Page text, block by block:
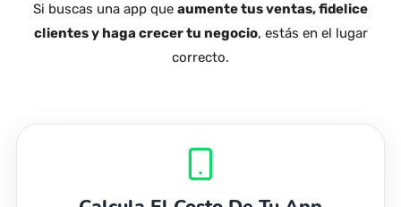
Si buscas una app que aumente tus ventas, fidelice
clientes y haga crecer tu negocio, estás en el lugar
correcto.